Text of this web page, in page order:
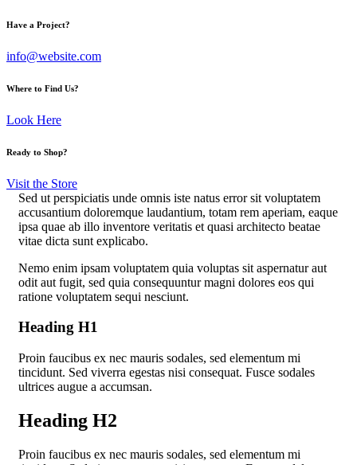
Have a Project?
info@website.com
Where to Find Us?
Look Here
Ready to Shop?
Visit the Store
Sed ut perspiciatis unde omnis iste natus error sit voluptatem
accusantium doloremque laudantium, totam rem aperiam, eaque
ipsa quae ab illo inventore veritatis et quasi architecto beatae
vitae dicta sunt explicabo.
Nemo enim ipsam voluptatem quia voluptas sit aspernatur aut
odit aut fugit, sed quia consequuntur magni dolores eos qui
ratione voluptatem sequi nesciunt.
Heading H1
Proin faucibus ex nec mauris sodales, sed elementum mi
tincidunt. Sed viverra egestas nisi consequat. Fusce sodales
ultrices augue a accumsan.
Heading H2
Proin faucibus ex nec mauris sodales, sed elementum mi